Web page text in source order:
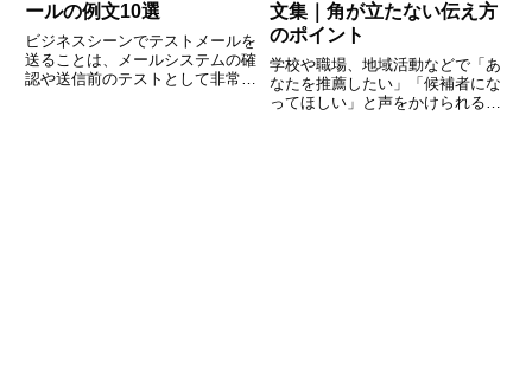
ールの例文10選
ビジネスシーンでテストメールを
送ることは、メールシステムの確
認や送信前のテストとして非常に
文集｜角が立たない伝え方
のポイント
学校や職場、地域活動などで「あ
なたを推薦したい」「候補者にな
ってほしい」と声をかけられるこ